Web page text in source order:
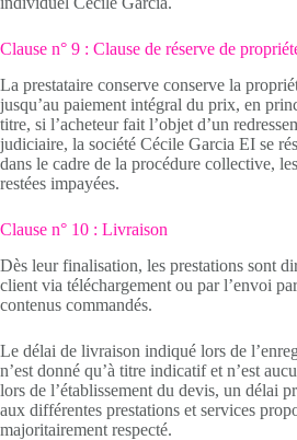
Clause n° 9 : Clause de réserve de
La prestataire conserve conserve la
jusqu’au paiement intégral du prix, en
titre, si l’acheteur fait l’objet d’un
judiciaire, la société Cécile Garcia EI se
dans le cadre de la procédure collective,
restées impayées.
Clause n° 10 : Livraison
Dès leur finalisation, les prestations sont
client via téléchargement ou par l’envoi
contenus commandés.
Le délai de livraison indiqué lors de
n’est donné qu’à titre indicatif et n’est
lors de l’établissement du devis, un délai
aux différentes prestations et services
majoritairement respecté.